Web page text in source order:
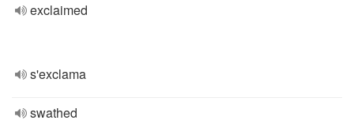
exclaimed
s'exclama
swathed